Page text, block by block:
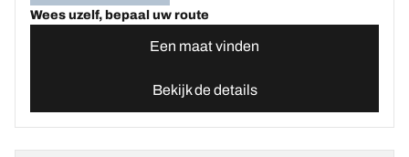
Wees uzelf, bepaal uw route
Een maat vinden
Bekijk de details